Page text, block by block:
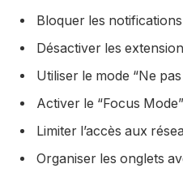
Bloquer les notifications
Désactiver les
Utiliser le mode “Ne
Activer le “Focus
Limiter l’accès aux
Organiser les onglets